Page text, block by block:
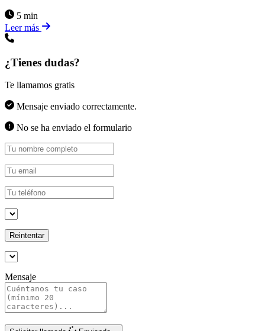
5 min
Leer más
¿Tienes dudas?
Te llamamos gratis
Mensaje enviado correctamente.
No se ha enviado el formulario
Reintentar
Mensaje